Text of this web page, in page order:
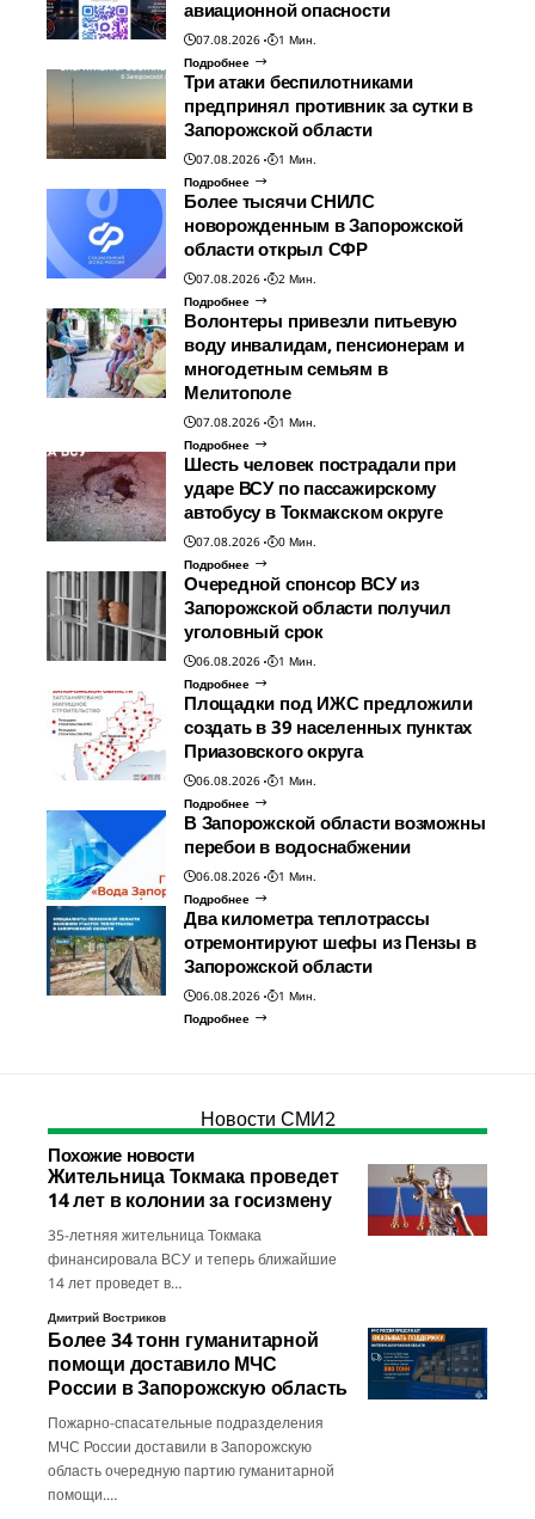
авиационной опасности
07.08.2026
1 Мин.
Подробнее
Три атаки беспилотниками
предпринял противник за сутки в
Запорожской области
07.08.2026
1 Мин.
Подробнее
Более тысячи СНИЛС
новорожденным в Запорожской
области открыл СФР
07.08.2026
2 Мин.
Подробнее
Волонтеры привезли питьевую
воду инвалидам, пенсионерам и
многодетным семьям в
Мелитополе
07.08.2026
1 Мин.
Подробнее
Шесть человек пострадали при
ударе ВСУ по пассажирскому
автобусу в Токмакском округе
07.08.2026
0 Мин.
Подробнее
Очередной спонсор ВСУ из
Запорожской области получил
уголовный срок
06.08.2026
1 Мин.
Подробнее
Площадки под ИЖС предложили
создать в 39 населенных пунктах
Приазовского округа
06.08.2026
1 Мин.
Подробнее
В Запорожской области возможны
перебои в водоснабжении
06.08.2026
1 Мин.
Подробнее
Два километра теплотрассы
отремонтируют шефы из Пензы в
Запорожской области
06.08.2026
1 Мин.
Подробнее
Новости СМИ2
Похожие новости
Жительница Токмака проведет
14 лет в колонии за госизмену
35-летняя жительница Токмака
финансировала ВСУ и теперь ближайшие
14 лет проведет в…
Дмитрий Востриков
Более 34 тонн гуманитарной
помощи доставило МЧС
России в Запорожскую область
Пожарно-спасательные подразделения
МЧС России доставили в Запорожскую
область очередную партию гуманитарной
помощи.…